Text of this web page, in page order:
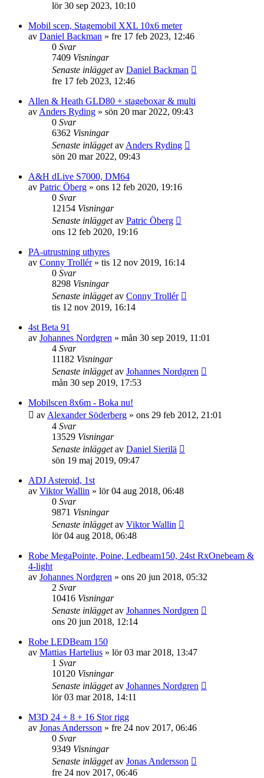
lör 30 sep 2023, 10:10
Mobil scen, Stagemobil XXL 10x6 meter
av Daniel Backman » fre 17 feb 2023, 12:46
0 Svar
7409 Visningar
Senaste inläggetav Daniel Backman
fre 17 feb 2023, 12:46
Allen & Heath GLD80 + stageboxar & multi
av Anders Ryding » sön 20 mar 2022, 09:43
0 Svar
6362 Visningar
Senaste inläggetav Anders Ryding
sön 20 mar 2022, 09:43
A&H dLive S7000, DM64
av Patric Öberg » ons 12 feb 2020, 19:16
0 Svar
12154 Visningar
Senaste inläggetav Patric Öberg
ons 12 feb 2020, 19:16
PA-utrustning uthyres
av Conny Trollér» tis 12 nov 2019, 16:14
0 Svar
8298 Visningar
Senaste inläggetav Conny Trollér
tis 12 nov 2019, 16:14
4st Beta 91
av Johannes Nordgren » mån 30 sep 2019, 11:01
4 Svar
11182 Visningar
Senaste inläggetav Johannes Nordgren
mån 30 sep 2019, 17:53
Mobilscen 8x6m - Boka nu!
av Alexander Söderberg » ons 29 feb 2012, 21:01
4 Svar
13529 Visningar
Senaste inläggetav Daniel Sierilä
sön 19 maj 2019, 09:47
ADJ Asteroid, 1st
av Viktor Wallin » lör 04 aug 2018, 06:48
0 Svar
9871 Visningar
Senaste inläggetav Viktor Wallin
lör 04 aug 2018, 06:48
Robe MegaPointe, Poine, Ledbeam150, 24st RxOnebeam &
4-light
av Johannes Nordgren » ons 20 jun 2018, 05:32
2 Svar
10416 Visningar
Senaste inläggetav Johannes Nordgren
ons 20 jun 2018, 12:14
Robe LEDBeam 150
av Mattias Hartelius » lör 03 mar 2018, 13:47
1 Svar
10120 Visningar
Senaste inläggetav Johannes Nordgren
lör 03 mar 2018, 14:11
M3D 24 + 8 + 16 Stor rigg
av Jonas Andersson » fre 24 nov 2017, 06:46
0 Svar
9349 Visningar
Senaste inläggetav Jonas Andersson
fre 24 nov 2017, 06:46